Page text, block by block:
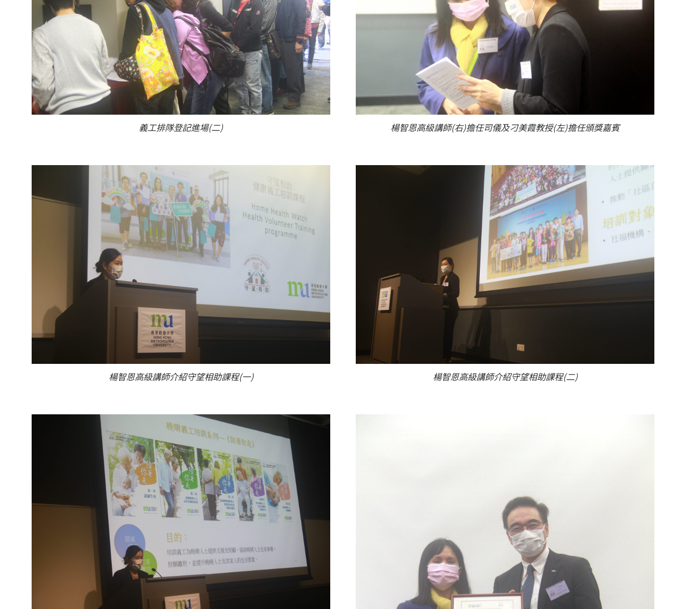
義工排隊登記進場(二) 楊智恩高級講師(右)擔任司儀及刁美霞教授(左)擔任頒獎嘉賓
楊智恩高級講師介紹守望相助課程(一) 楊智恩高級講師介紹守望相助課程(二)